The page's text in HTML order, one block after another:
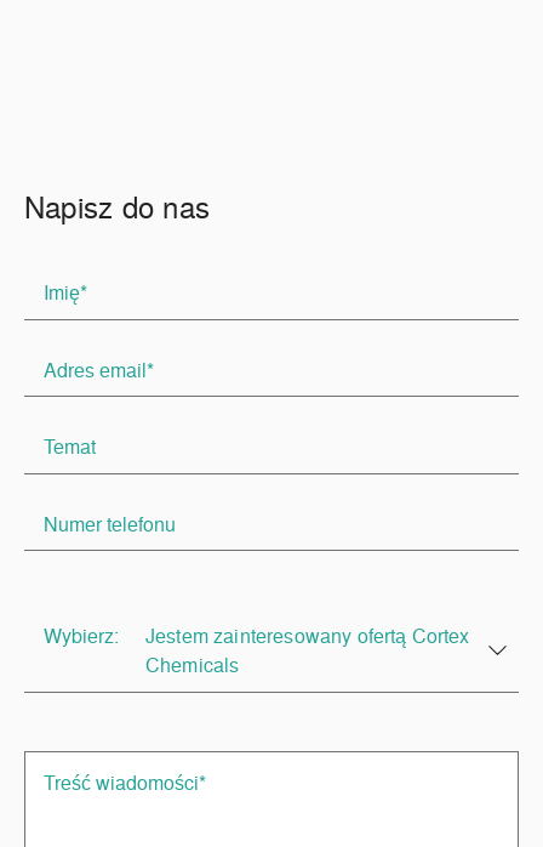
Napisz do nas
Wybierz:
Jestem zainteresowany ofertą Cortex
Chemicals